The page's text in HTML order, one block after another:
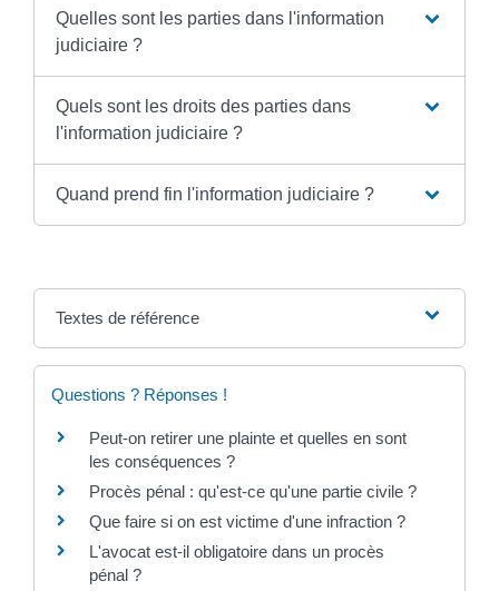
Quelles sont les parties dans l'information
judiciaire ?
Quels sont les droits des parties dans
l'information judiciaire ?
Quand prend fin l'information judiciaire ?
Textes de référence
Questions ? Réponses !
Peut-on retirer une plainte et quelles en sont
les conséquences ?
Procès pénal : qu'est-ce qu'une partie civile ?
Que faire si on est victime d'une infraction ?
L'avocat est-il obligatoire dans un procès
pénal ?